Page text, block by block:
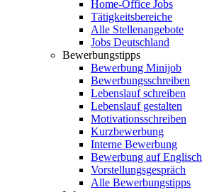
Home-Office Jobs
Tätigkeitsbereiche
Alle Stellenangebote
Jobs Deutschland
Bewerbungstipps
Bewerbung Minijob
Bewerbungsschreiben
Lebenslauf schreiben
Lebenslauf gestalten
Motivationsschreiben
Kurzbewerbung
Interne Bewerbung
Bewerbung auf Englisch
Vorstellungsgespräch
Alle Bewerbungstipps